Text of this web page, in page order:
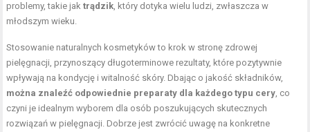
problemy, takie jaktrądzik, który dotyka wielu ludzi, zwłaszcza w
młodszym wieku.
Stosowanie naturalnych kosmetyków to krok w stronę zdrowej
pielęgnacji, przynoszący długoterminowe rezultaty, które pozytywnie
wpływają na kondycję i witalność skóry. Dbając o jakość składników,
można znaleźć odpowiednie preparaty dla każdego typu cery, co
czyni je idealnym wyborem dla osób poszukujących skutecznych
rozwiązań w pielęgnacji. Dobrze jest zwrócić uwagę na konkretne